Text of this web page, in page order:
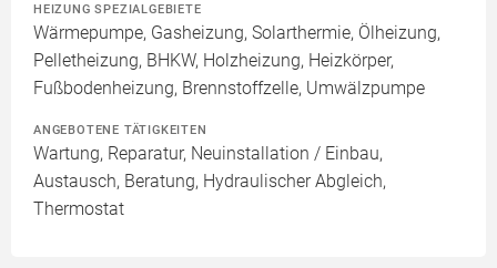
HEIZUNG SPEZIALGEBIETE
Wärmepumpe, Gasheizung, Solarthermie, Ölheizung,
Pelletheizung, BHKW, Holzheizung, Heizkörper,
Fußbodenheizung, Brennstoffzelle, Umwälzpumpe
ANGEBOTENE TÄTIGKEITEN
Wartung, Reparatur, Neuinstallation / Einbau,
Austausch, Beratung, Hydraulischer Abgleich,
Thermostat